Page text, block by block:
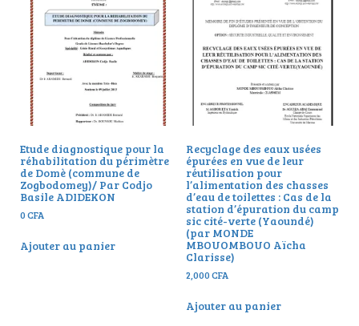
Etude diagnostique pour la
réhabilitation du périmètre
de Domè (commune de
Zogbodomey)/ Par Codjo
Basile ADIDEKON
0CFA
Ajouter au panier
Recyclage des eaux usées
épurées en vue de leur
réutilisation pour
l’alimentation des chasses
d’eau de toilettes : Cas de la
station d’épuration du camp
sic cité-verte (Yaoundé)
(par MONDE
MBOUOMBOUO Aïcha
Clarisse)
2,000CFA
Ajouter au panier